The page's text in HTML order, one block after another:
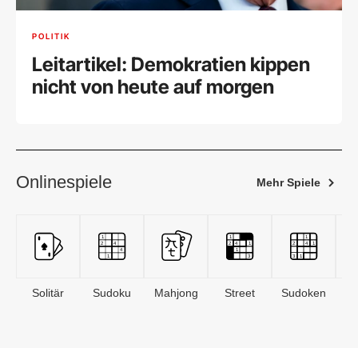
POLITIK
Leitartikel: Demokratien kippen
nicht von heute auf morgen
Onlinespiele Mehr Spiele
Solitär Sudoku Mahjong Street Sudoken